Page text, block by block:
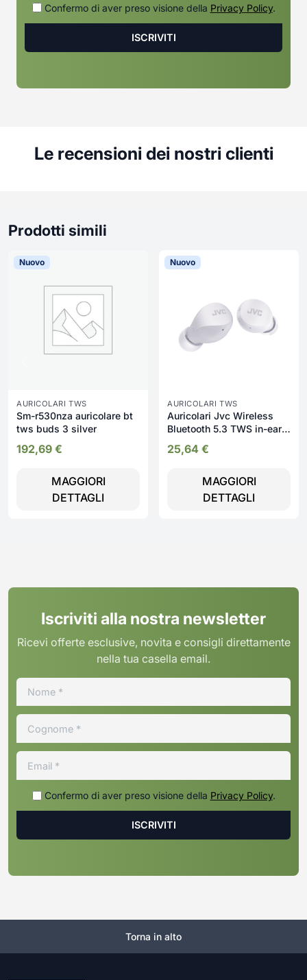
Confermo di aver preso visione della Privacy Policy.
Le recensioni dei nostri clienti
Prodotti simili
Nuovo
AURICOLARI TWS
Sm-r530nza auricolare bt
tws buds 3 silver
192,69 €
MAGGIORI
DETTAGLI
Nuovo
AURICOLARI TWS
Auricolari Jvc Wireless
Bluetooth 5.3 TWS in-ear |
25,64 €
MAGGIORI
DETTAGLI
Iscriviti alla nostra newsletter
Ricevi offerte esclusive, novita e consigli direttamente
nella tua casella email.
Confermo di aver preso visione della Privacy Policy.
Torna in alto